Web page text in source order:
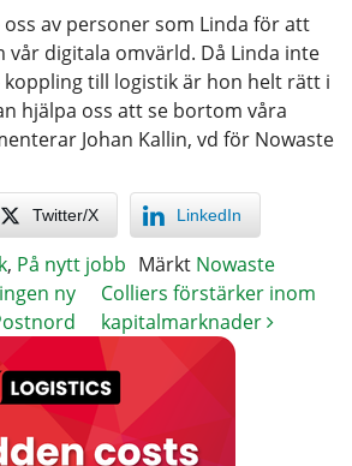
av personer som Linda för att
vår digitala omvärld. Då Linda inte
till logistik är hon helt rätt i
hjälpa oss att se bortom våra
Johan Kallin, vd för Nowaste
Twitter/X LinkedIn
, På nytt jobb Märkt Nowaste
ny
Colliers förstärker inom
kapitalmarknader